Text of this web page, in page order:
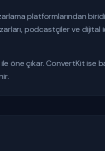
platformlarından
podcastçiler ve dijital
öne çıkar. ConvertKit ise